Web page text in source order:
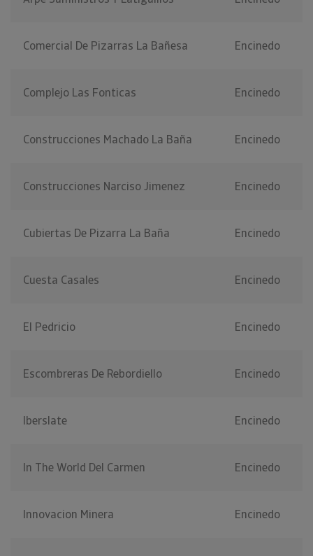
Comercial De Pizarras La Bañesa Encinedo
Complejo Las Fonticas Encinedo
Construcciones Machado La Baña Encinedo
Construcciones Narciso Jimenez Encinedo
Cubiertas De Pizarra La Baña Encinedo
Cuesta Casales Encinedo
El Pedricio Encinedo
Escombreras De Rebordiello Encinedo
Iberslate Encinedo
In The World Del Carmen Encinedo
Innovacion Minera Encinedo